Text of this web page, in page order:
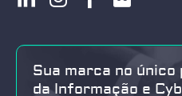
Sua marca no
da Informação e